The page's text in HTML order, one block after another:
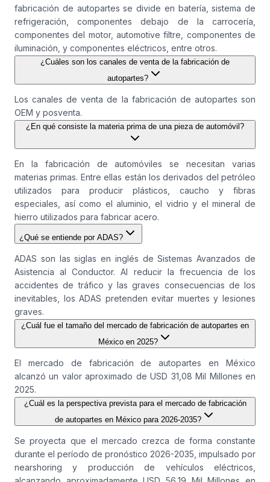
fabricación de autopartes se divide en batería, sistema de
refrigeración, componentes debajo de la carrocería,
componentes del motor, automotive filtre, componentes de
iluminación, y componentes eléctricos, entre otros.
¿Cuáles son los canales de venta de la fabricación de
autopartes?
Los canales de venta de la fabricación de autopartes son
OEM y posventa.
¿En qué consiste la materia prima de una pieza de automóvil?
En la fabricación de automóviles se necesitan varias
materias primas. Entre ellas están los derivados del petróleo
utilizados para producir plásticos, caucho y fibras
especiales, así como el aluminio, el vidrio y el mineral de
hierro utilizados para fabricar acero.
¿Qué se entiende por ADAS?
ADAS son las siglas en inglés de Sistemas Avanzados de
Asistencia al Conductor. Al reducir la frecuencia de los
accidentes de tráfico y las graves consecuencias de los
inevitables, los ADAS pretenden evitar muertes y lesiones
graves.
¿Cuál fue el tamaño del mercado de fabricación de autopartes en
México en 2025?
El mercado de fabricación de autopartes en México
alcanzó un valor aproximado de USD 31,08 Mil Millones en
2025.
¿Cuál es la perspectiva prevista para el mercado de fabricación
de autopartes en México para 2026-2035?
Se proyecta que el mercado crezca de forma constante
durante el período de pronóstico 2026-2035, impulsado por
nearshoring y producción de vehículos eléctricos,